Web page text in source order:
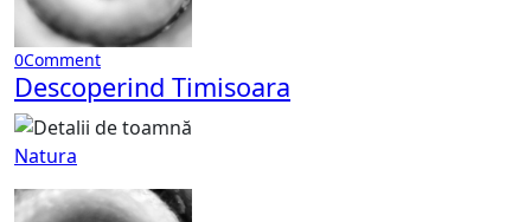
0Comment
Descoperind Timisoara
Natura